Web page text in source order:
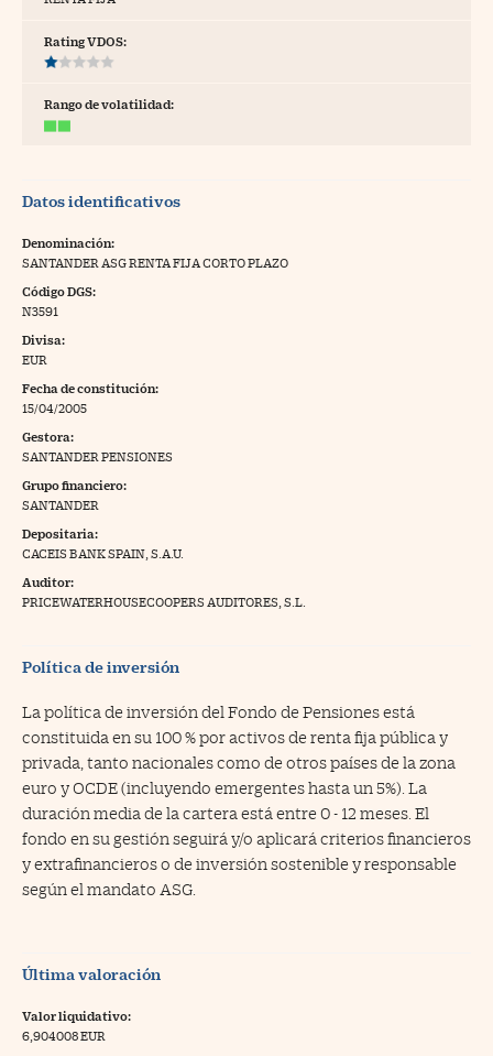
Pyme
a Cinco Días
Rating VDOS:
Rango de volatilidad:
Datos identificativos
Denominación:
SANTANDER ASG RENTA FIJA CORTO PLAZO
Código DGS:
N3591
Divisa:
EUR
Fecha de constitución:
15/04/2005
Gestora:
SANTANDER PENSIONES
Grupo financiero:
SANTANDER
Depositaria:
CACEIS BANK SPAIN, S.A.U.
Auditor:
PRICEWATERHOUSECOOPERS AUDITORES, S.L.
Política de inversión
La política de inversión del Fondo de Pensiones está
constituida en su 100 % por activos de renta fija pública y
privada, tanto nacionales como de otros países de la zona
euro y OCDE (incluyendo emergentes hasta un 5%). La
duración media de la cartera está entre 0 - 12 meses. El
fondo en su gestión seguirá y/o aplicará criterios financieros
y extrafinancieros o de inversión sostenible y responsable
según el mandato ASG.
Última valoración
Valor liquidativo:
6,904008 EUR